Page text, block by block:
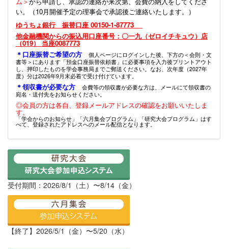
い。（10月開催予定の理事会で承認後ご連絡いたします。）
ゆうちょ銀行 振替口座 00150-1-87773
他金融機関からの振込用口座番号：〇一九（ゼロイチキュウ）店
（019） 当座0087773
＊口座振替ご希望の方
個人ページにログインした後、下方の＜会則・文
書等＞にあります「預金口座振替依頼書」に必要事項を入力後プリントアウト
し、押印したものを学会事務局までご郵送ください。なお、次年度（2027年
度）分は2026年9月末必着で受け付けています。
＊領収書が必要な方
会費等の領収書が必要な方は、メールにて領収書の
宛名・送付先をお知らせください。
◎会員の方は各自、登録メールアドレスの確認をお願いいたしま
す。
「学会からのお知らせ」「六月集会プログラム」「研究大会プログラム」はす
べて、登録されたアドレスへのメール配信となります。
受付期間：2026/8/1（土）〜8/14（金）
【終了】2026/5/1（金）〜5/20（水）